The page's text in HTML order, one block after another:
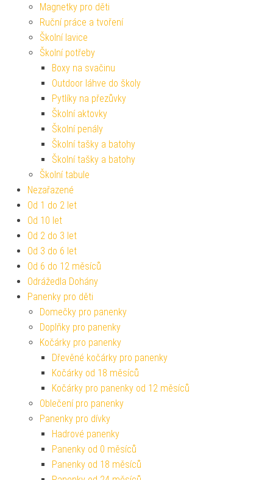
Magnetky pro děti
Ruční práce a tvoření
Školní lavice
Školní potřeby
Boxy na svačinu
Outdoor láhve do školy
Pytlíky na přezůvky
Školní aktovky
Školní penály
Školní tašky a batohy
Školní tašky a batohy
Školní tabule
Nezařazené
Od 1 do 2 let
Od 10 let
Od 2 do 3 let
Od 3 do 6 let
Od 6 do 12 měsíců
Odrážedla Dohány
Panenky pro děti
Domečky pro panenky
Doplňky pro panenky
Kočárky pro panenky
Dřevěné kočárky pro panenky
Kočárky od 18 měsíců
Kočárky pro panenky od 12 měsíců
Oblečení pro panenky
Panenky pro dívky
Hadrové panenky
Panenky od 0 měsíců
Panenky od 18 měsíců